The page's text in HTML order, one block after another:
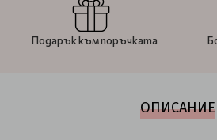
Подарък към поръчката
ОПИСАНИЕ